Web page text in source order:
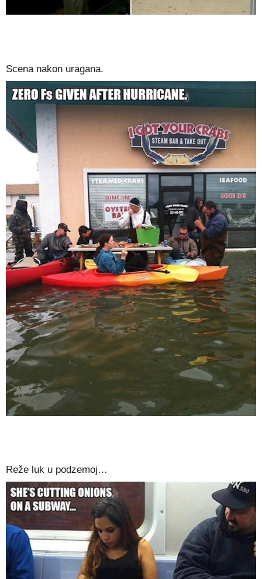
Scena nakon uragana.
Reže luk u podzemoj…